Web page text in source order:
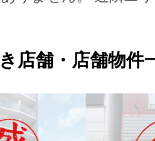
店舗・店舗物件